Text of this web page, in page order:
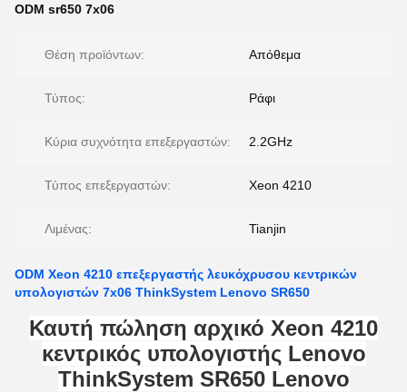
ODM sr650 7x06
Θέση προϊόντων: Απόθεμα
Τύπος: Ράφι
Κύρια συχνότητα επεξεργαστών: 2.2GHz
Τύπος επεξεργαστών: Xeon 4210
Λιμένας: Tianjin
ODM Xeon 4210 επεξεργαστής λευκόχρυσου κεντρικών
υπολογιστών 7x06 ThinkSystem Lenovo SR650
Καυτή πώληση αρχικό Xeon 4210
κεντρικός υπολογιστής Lenovo
ThinkSystem SR650 Lenovo